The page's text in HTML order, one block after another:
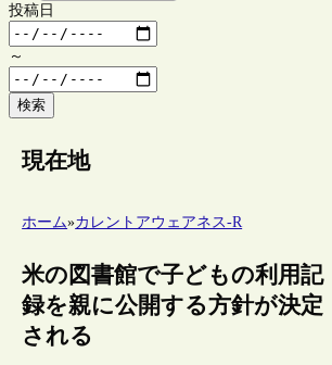
投稿日
～
検索
現在地
ホーム»カレントアウェアネス-R
米の図書館で子どもの利用記
録を親に公開する方針が決定
される